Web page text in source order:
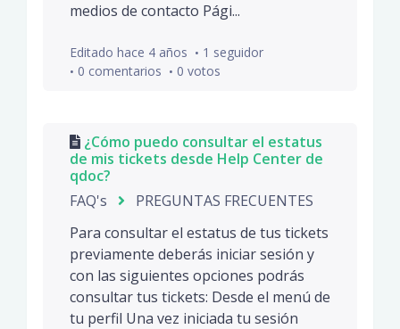
medios de contacto Pági...
Editado hace 4 años
1 seguidor
0 comentarios
0 votos
¿Cómo puedo consultar el estatus
de mis tickets desde Help Center de
qdoc?
FAQ's
PREGUNTAS FRECUENTES
Para consultar el estatus de tus tickets
previamente deberás iniciar sesión y
con las siguientes opciones podrás
consultar tus tickets: Desde el menú de
tu perfil Una vez iniciada tu sesión